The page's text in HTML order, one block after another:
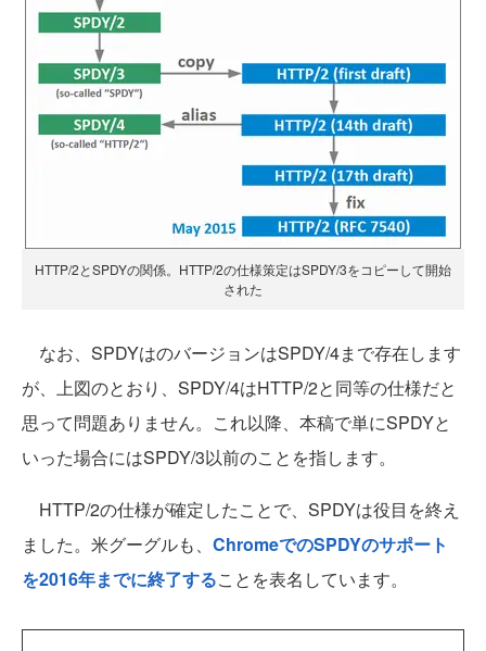
HTTP/2とSPDYの関係。HTTP/2の仕様策定はSPDY/3をコピーして開始
された
なお、SPDYはのバージョンはSPDY/4まで存在します
が、上図のとおり、SPDY/4はHTTP/2と同等の仕様だと
思って問題ありません。これ以降、本稿で単にSPDYと
いった場合にはSPDY/3以前のことを指します。
HTTP/2の仕様が確定したことで、SPDYは役目を終え
ました。米グーグルも、 ChromeでのSPDYのサポート
を2016年までに終了することを表名しています。